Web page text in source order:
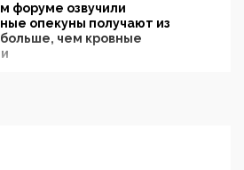
форуме озвучили
опекуны получают из
чем кровные